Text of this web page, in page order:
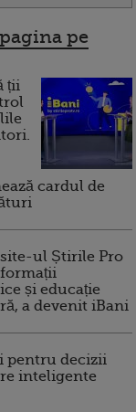
pe
ții
cardul de
ul Știrile Pro
și educație
a devenit iBani
pentru decizii
inteligente